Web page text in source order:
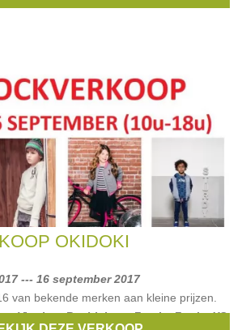
OKIDOKI
--- 16 september 2017
van bekende merken aan kleine prijzen.
,Vingino,Beebielove,Feetje,Funky XS,